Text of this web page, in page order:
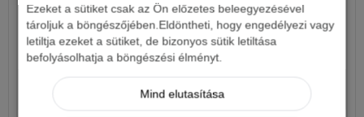
Ezeket a sütiket csak az Ön előzetes beleegyezésével
tároljuk a böngészőjében.Eldöntheti, hogy engedélyezi vagy
letiltja ezeket a sütiket, de bizonyos sütik letiltása
befolyásolhatja a böngészési élményt.
Mind elutasítása
BENZAR TURBO BICOLOR BOJLI 250G
1 050 Ft